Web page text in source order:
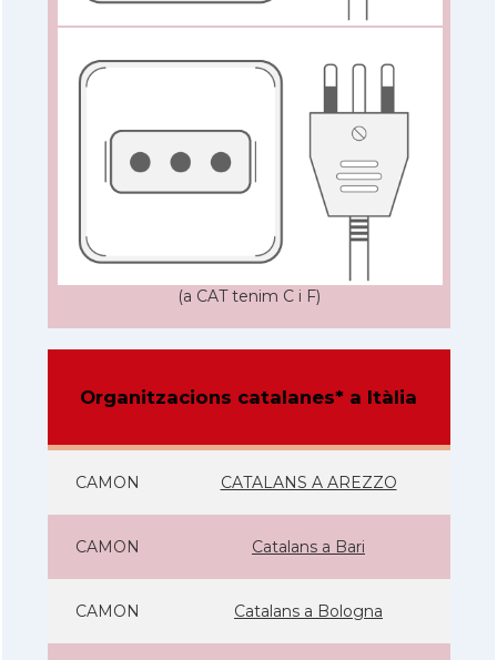
(a CAT tenim C i F)
Organitzacions catalanes* a Itàlia
CAMON CATALANS A AREZZO
CAMON Catalans a Bari
CAMON Catalans a Bologna